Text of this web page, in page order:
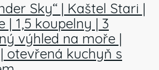
Sky“ | Kaštel Stari |
| 1,5 koupelny | 3
výhled na moře |
otevřená kuchyň s